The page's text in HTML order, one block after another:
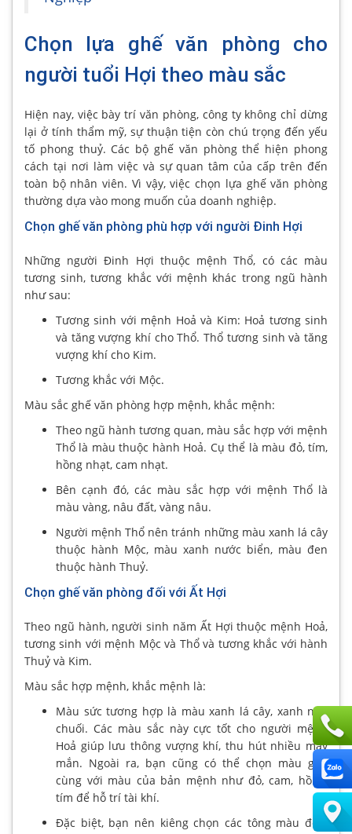
Chọn lựa ghế văn phòng cho
người tuổi Hợi theo màu sắc
Hiện nay, việc bày trí văn phòng, công ty không chỉ dừng
lại ở tính thẩm mỹ, sự thuận tiện còn chú trọng đến yếu
tố phong thuỷ. Các bộ ghế văn phòng thể hiện phong
cách tại nơi làm việc và sự quan tâm của cấp trên đến
toàn bộ nhân viên. Vì vậy, việc chọn lựa ghế văn phòng
thường dựa vào mong muốn của doanh nghiệp.
Chọn ghế văn phòng phù hợp với người Đinh Hợi
Những người Đinh Hợi thuộc mệnh Thổ, có các màu
tương sinh, tương khắc với mệnh khác trong ngũ hành
như sau:
Tương sinh với mệnh Hoả và Kim: Hoả tương sinh
và tăng vượng khí cho Thổ. Thổ tương sinh và tăng
vượng khí cho Kim.
Tương khắc với Mộc.
Màu sắc ghế văn phòng hợp mệnh, khắc mệnh:
Theo ngũ hành tương quan, màu sắc hợp với mệnh
Thổ là màu thuộc hành Hoả. Cụ thể là màu đỏ, tím,
hồng nhạt, cam nhạt.
Bên cạnh đó, các màu sắc hợp với mệnh Thổ là
màu vàng, nâu đất, vàng nâu.
Người mệnh Thổ nên tránh những màu xanh lá cây
thuộc hành Mộc, màu xanh nước biển, màu đen
thuộc hành Thuỷ.
Chọn ghế văn phòng đối với Ất Hợi
Theo ngũ hành, người sinh năm Ất Hợi thuộc mệnh Hoả,
tương sinh với mệnh Mộc và Thổ và tương khắc với hành
Thuỷ và Kim.
Màu sắc hợp mệnh, khắc mệnh là:
Màu sức tương hợp là màu xanh lá cây, xanh nõn
chuối. Các màu sắc này cực tốt cho người mệnh
Hoả giúp lưu thông vượng khí, thu hút nhiều may
mắn. Ngoài ra, bạn cũng có thể chọn màu ghế
cùng với màu của bản mệnh như đỏ, cam, hồng,
tím để hỗ trí tài khí.
Đặc biệt, bạn nên kiêng chọn các tông màu đen,